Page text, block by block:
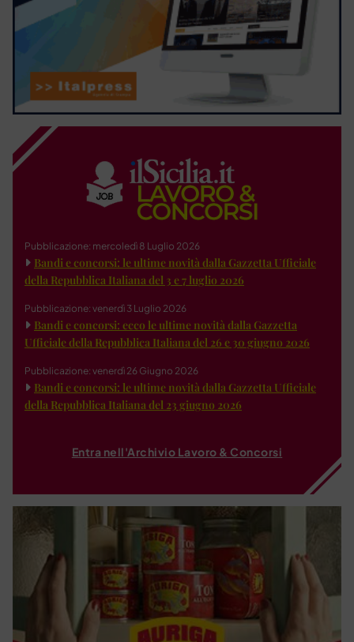
Pubblicazione: mercoledì 8 Luglio 2026
Bandi e concorsi: le ultime novità dalla Gazzetta Ufficiale
della Repubblica Italiana del 3 e 7 luglio 2026
Pubblicazione: venerdì 3 Luglio 2026
Bandi e concorsi: ecco le ultime novità dalla Gazzetta
Ufficiale della Repubblica Italiana del 26 e 30 giugno 2026
Pubblicazione: venerdì 26 Giugno 2026
Bandi e concorsi: le ultime novità dalla Gazzetta Ufficiale
della Repubblica Italiana del 23 giugno 2026
Entra nell'Archivio Lavoro & Concorsi